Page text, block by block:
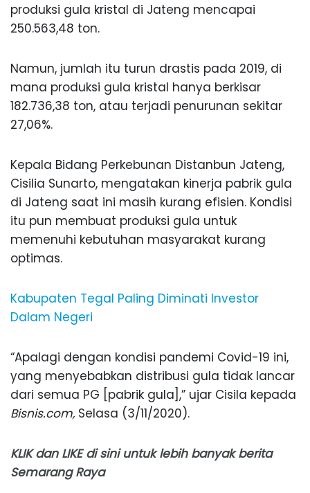
produksi gula kristal di Jateng mencapai
250.563,48 ton.
Namun, jumlah itu turun drastis pada 2019, di
mana produksi gula kristal hanya berkisar
182.736,38 ton, atau terjadi penurunan sekitar
27,06%.
Kepala Bidang Perkebunan Distanbun Jateng,
Cisilia Sunarto, mengatakan kinerja pabrik gula
di Jateng saat ini masih kurang efisien. Kondisi
itu pun membuat produksi gula untuk
memenuhi kebutuhan masyarakat kurang
optimas.
Kabupaten Tegal Paling Diminati Investor
Dalam Negeri
“Apalagi dengan kondisi pandemi Covid-19 ini,
yang menyebabkan distribusi gula tidak lancar
dari semua PG [pabrik gula],” ujar Cisila kepada
Bisnis.com, Selasa (3/11/2020).
KLIKdan LIKEdi sini untuk lebih banyak berita
Semarang Raya